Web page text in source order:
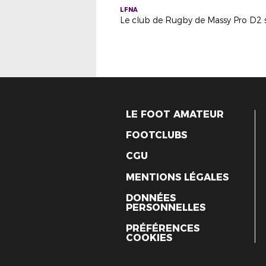
LFNA
LE FOOT AMATEUR
FOOTCLUBS
CGU
MENTIONS LÉGALES
DONNÉES
PERSONNELLES
PRÉFÉRENCES
COOKIES